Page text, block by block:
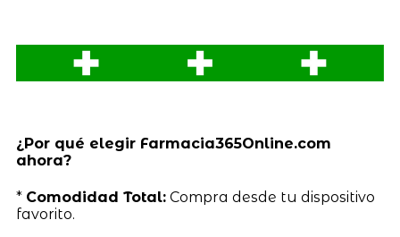
¿Por qué elegir Farmacia365Online.com
ahora?
* Comodidad Total:Compra desde tu dispositivo
favorito.